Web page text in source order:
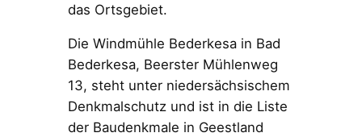
das Ortsgebiet.
Die Windmühle Bederkesa in Bad
Bederkesa, Beerster Mühlenweg
13, steht unter niedersächsischem
Denkmalschutz und ist in die Liste
der Baudenkmale in Geestland